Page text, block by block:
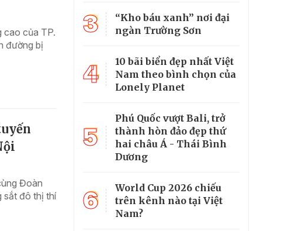
cao của TP.
đường bị
Đoàn
sắt đô thị thí
3
“Kho báu xanh” nơi đại
ngàn Trường Sơn
4
10 bãi biển đẹp nhất Việt
Nam theo bình chọn của
Lonely Planet
5
Phú Quốc vượt Bali, trở
thành hòn đảo đẹp thứ
hai châu Á - Thái Bình
Dương
6
World Cup 2026 chiếu
trên kênh nào tại Việt
Nam?